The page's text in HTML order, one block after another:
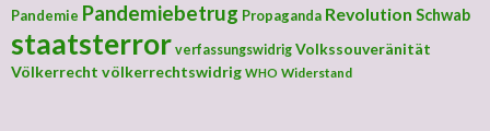
Pandemie Pandemiebetrug Propaganda Revolution Schwab
staatsterror verfassungswidrig Volkssouveränität
Völkerrecht völkerrechtswidrig WHO Widerstand